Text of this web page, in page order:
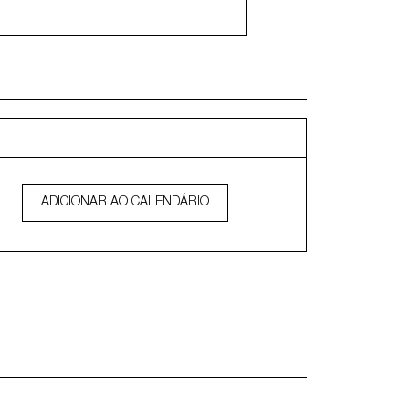
ADICIONAR AO CALENDÁRIO